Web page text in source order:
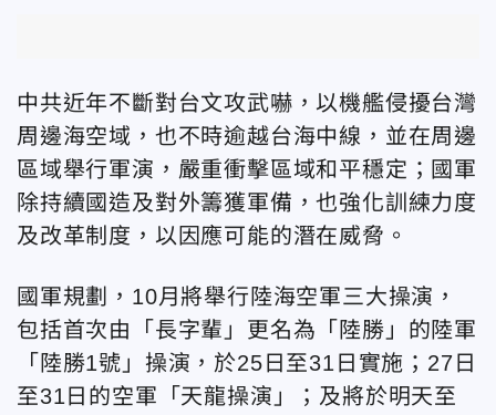
中共近年不斷對台文攻武嚇，以機艦侵擾台灣
周邊海空域，也不時逾越台海中線，並在周邊
區域舉行軍演，嚴重衝擊區域和平穩定；國軍
除持續國造及對外籌獲軍備，也強化訓練力度
及改革制度，以因應可能的潛在威脅。
國軍規劃，10月將舉行陸海空軍三大操演，
包括首次由「長字輩」更名為「陸勝」的陸軍
「陸勝1號」操演，於25日至31日實施；27日
至31日的空軍「天龍操演」；及將於明天至